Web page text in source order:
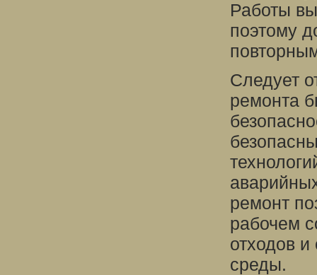
Работы
поэтому
Следует
ремонта
ремонт
рабочем
отходов
среды.